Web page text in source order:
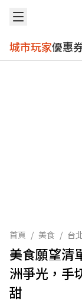
城市玩家優惠
首頁 / 美食 / 台
美食願望清
洲爭光，手
甜